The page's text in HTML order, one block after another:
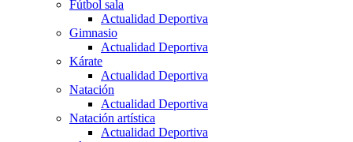
Fútbol sala
Actualidad Deportiva
Gimnasio
Actualidad Deportiva
Kárate
Actualidad Deportiva
Natación
Actualidad Deportiva
Natación artística
Actualidad Deportiva